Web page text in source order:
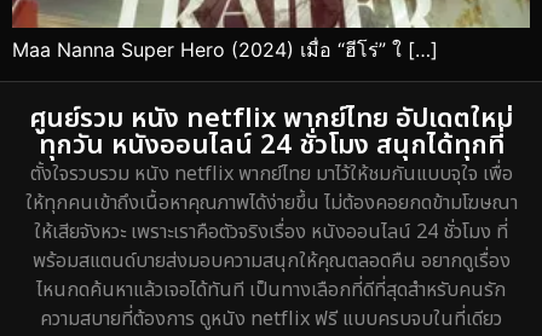
Maa Nanna Super Hero (2024) เมื่อ “ฮีโร่” ใ […]
ศูนย์รวม หนัง netflix พากย์ไทย อัปเดตใหม่
ทุกวัน หนังออนไลน์ 24 ชั่วโมง สนุกได้ทุกที่
ตั้งใจรวบรวม หนัง netflix พากย์ไทย มาไว้ให้ชมกันแบบจุใจ เพื่อ
ให้ทุกคนเข้าถึงเนื้อหาคุณภาพได้ง่ายขึ้น ไม่ต้องคอยกดข้ามโฆษณา
ให้เสียจังหวะ เพราะเราคือตัวจริงเรื่อง หนังออนไลน์ 24 ชั่วโมง ที่
พร้อมสแตนด์บายส่งมอบความสนุกให้คุณตลอดคืน อยากดูเรื่อง
ไหนกดค้นหาแล้วเจอได้ทันที เป็นทางเลือกที่ดีที่สุดสำหรับคนรัก
ความสบายที่ต้องการ ดูหนัง netflix ฟรี แบบครบจบในที่เดียว